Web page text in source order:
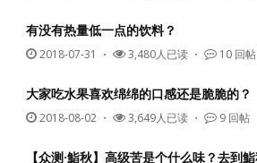
有没有热量低一点的饮料？
2018-07-31 ・ 3,480人已读 ・ 10 回帖
大家吃水果喜欢绵绵的口感还是脆脆的？
2018-08-02 ・ 3,649人已读 ・ 9 回帖
【众测·鮨秋】高级苦是个什么味？去到鮨